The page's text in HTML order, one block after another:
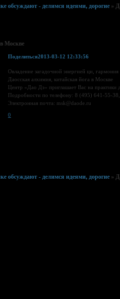
обсуждают - делимся идеями, дорогие »
Москве
Поделиться2013-03-12 12:33:56
Овладение загадочной энергией ци,
Даосская алхимия, китайская йога в Москве
Центр «Дао Дэ» приглашает Вас на практики
Подробности по телефону: 8 (495) 641-55-
Электронная почта: msk@daode.ru
0
обсуждают - делимся идеями, дорогие »